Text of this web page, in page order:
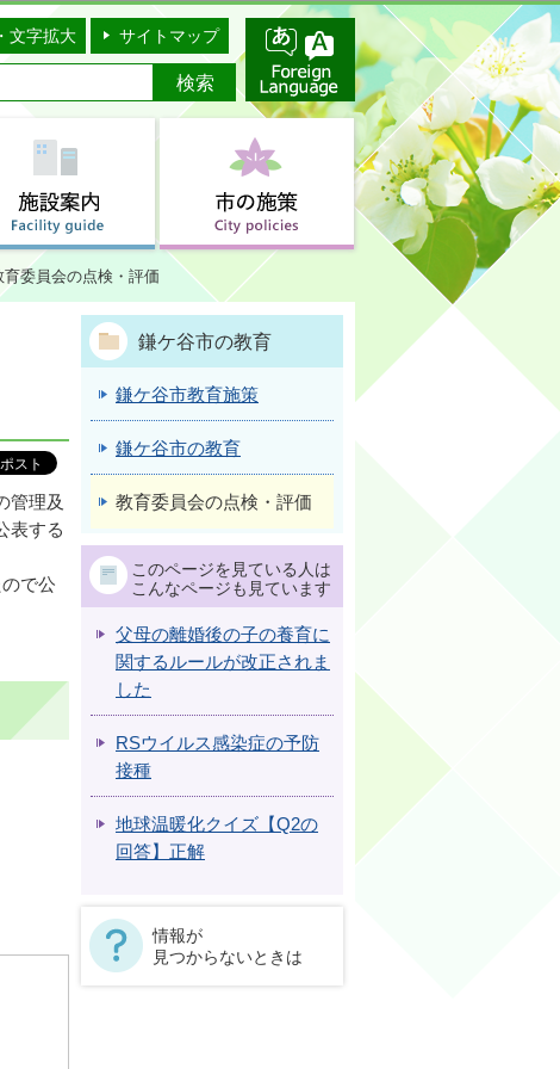
文字拡大 サイトマップ
育委員会の点検・評価
管理及
表する
で公
鎌ケ谷市の教育
鎌ケ谷市教育施策
鎌ケ谷市の教育
教育委員会の点検・評価
このページを見ている人は
こんなページも見ています
父母の離婚後の子の養育に
関するルールが改正されま
した
RSウイルス感染症の予防
接種
地球温暖化クイズ【Q2の
回答】正解
情報が
見つからないときは